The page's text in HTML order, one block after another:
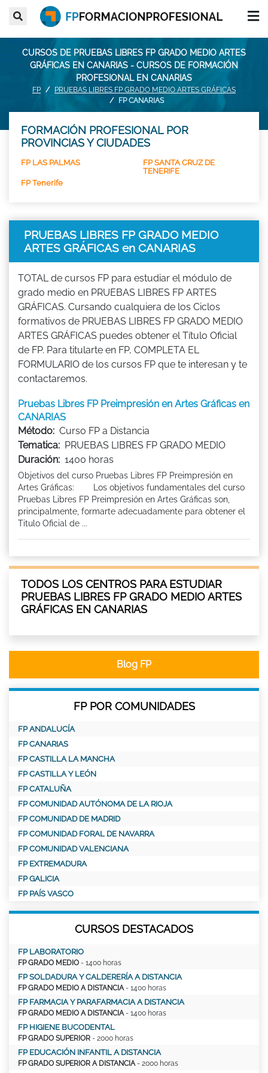
CURSOS DE PRUEBAS LIBRES FP GRADO MEDIO ARTES
GRÁFICAS EN CANARIAS - CURSOS DE FORMACIÓN
PROFESIONAL EN CANARIAS
FP
PRUEBAS LIBRES FP GRADO MEDIO ARTES GRÁFICAS
FP CANARIAS
FORMACIÓN PROFESIONAL POR
PROVINCIAS Y CIUDADES
FP LAS PALMAS
FP SANTA CRUZ DE
TENERIFE
FP Tenerife
PRUEBAS LIBRES FP GRADO MEDIO
ARTES GRÁFICAS en CANARIAS
TOTAL de cursos FP para estudiar el módulo de
grado medio en PRUEBAS LIBRES FP ARTES
GRÁFICAS. Cursando cualquiera de los Ciclos
formativos de PRUEBAS LIBRES FP GRADO MEDIO
ARTES GRÁFICAS puedes obtener el Título Oficial
de FP. Para titularte en FP, COMPLETA EL
FORMULARIO de los cursos FP que te interesan y te
contactaremos.
Pruebas Libres FP Preimpresión en Artes Gráficas en
CANARIAS
Método: Curso FP a Distancia
Tematica: PRUEBAS LIBRES FP GRADO MEDIO
Duración: 1400 horas
Objetivos del curso Pruebas Libres FP Preimpresión en
Artes Gráficas: Los objetivos fundamentales del curso
Pruebas Libres FP Preimpresión en Artes Gráficas son,
principalmente, formarte adecuadamente para obtener el
Titulo Oficial de ...
TODOS LOS CENTROS PARA ESTUDIAR
PRUEBAS LIBRES FP GRADO MEDIO ARTES
GRÁFICAS EN CANARIAS
Blog FP
FP POR COMUNIDADES
FP ANDALUCÍA
FP CANARIAS
FP CASTILLA LA MANCHA
FP CASTILLA Y LEÓN
FP CATALUÑA
FP COMUNIDAD AUTÓNOMA DE LA RIOJA
FP COMUNIDAD DE MADRID
FP COMUNIDAD FORAL DE NAVARRA
FP COMUNIDAD VALENCIANA
FP EXTREMADURA
FP GALICIA
FP PAÍS VASCO
CURSOS DESTACADOS
FP LABORATORIO
FP GRADO MEDIO - 1400 horas
FP SOLDADURA Y CALDERERÍA A DISTANCIA
FP GRADO MEDIO A DISTANCIA - 1400 horas
FP FARMACIA Y PARAFARMACIA A DISTANCIA
FP GRADO MEDIO A DISTANCIA - 1400 horas
FP HIGIENE BUCODENTAL
FP GRADO SUPERIOR - 2000 horas
FP EDUCACIÓN INFANTIL A DISTANCIA
FP GRADO SUPERIOR A DISTANCIA - 2000 horas